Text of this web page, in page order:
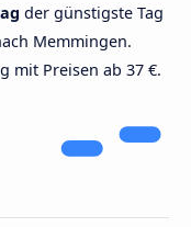
der günstigste Tag
Memmingen.
mit Preisen ab 37 €.